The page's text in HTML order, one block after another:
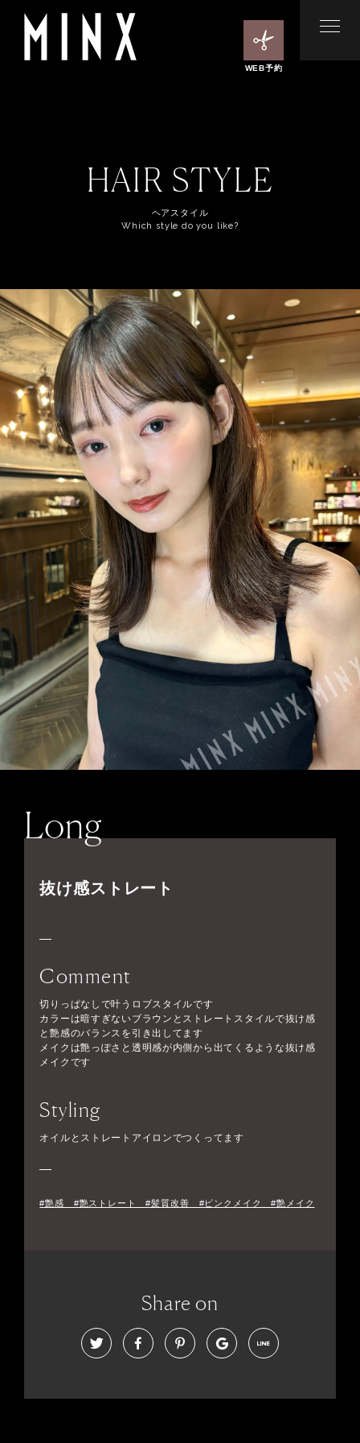
WEB予約
HAIR STYLE
ヘアスタイル
Which style do you like?
Long
抜け感ストレート
Comment
切りっぱなしで叶うロブスタイルです
カラーは暗すぎないブラウンとストレートスタイルで抜け感
と艶感のバランスを引き出してます
メイクは艶っぽさと透明感が内側から出てくるような抜け感
メイクです
Styling
オイルとストレートアイロンでつくってます
#艶感 #艶ストレート #髪質改善 #ピンクメイク #艶メイク
Share on